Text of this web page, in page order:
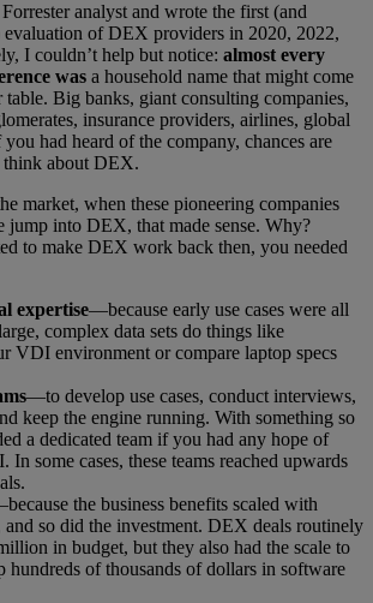
analyst and wrote the first (and
of DEX providers in 2020, 2022,
I couldn’t help but notice: almost every
was a household name that might come
table. Big banks, giant consulting companies,
insurance providers, airlines, global
had heard of the company, chances are
think about DEX.
market, when these pioneering companies
jump into DEX, that made sense. Why?
to make DEX work back then, you needed
expertise—because early use cases were all
complex data sets do things like
VDI environment or compare laptop specs
—to develop use cases, conduct interviews,
keep the engine running. With something so
a dedicated team if you had any hope of
In some cases, these teams reached upwards
the business benefits scaled with
and so did the investment. DEX deals routinely
in budget, but they also had the scale to
hundreds of thousands of dollars in software